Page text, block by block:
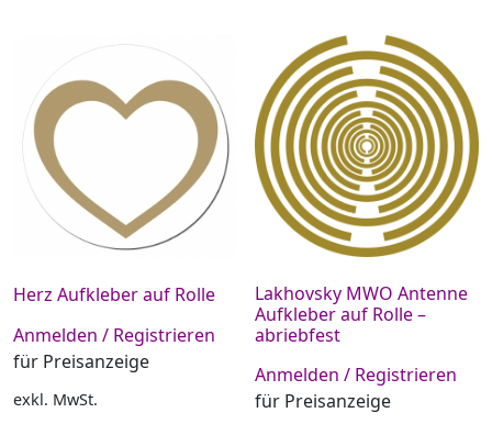
Herz Aufkleber auf Rolle
Anmelden / Registrieren
für Preisanzeige
exkl. MwSt.
Lakhovsky MWO Antenne
Aufkleber auf Rolle –
abriebfest
Anmelden / Registrieren
für Preisanzeige